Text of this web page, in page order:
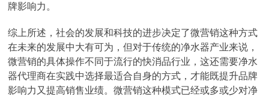
牌影响力。
综上所述，社会的发展和科技的进步决定了微营销这种方式
在未来的发展中大有可为，但对于传统的净水器产业来说，
微营销的具体操作不同于流行的快消品行业，这还需要净水
器代理商在实践中选择最适合自身的方式，才能既提升品牌
影响力又提高销售业绩。微营销这种模式已经或多或少对净